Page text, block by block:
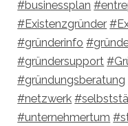
#businessplan
#Existenzgründer
#gründerinfo
#gründersupport
#gründungsberatung
#netzwerk
#unternehmertum